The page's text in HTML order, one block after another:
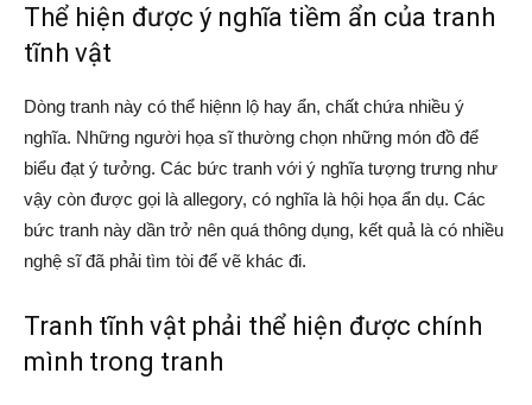
Thể hiện được ý nghĩa tiềm ẩn của tranh
tĩnh vật
Dòng tranh này có thể hiệnn lộ hay ẩn, chất chứa nhiều ý
nghĩa. Những người họa sĩ thường chọn những món đồ để
biểu đạt ý tưởng. Các bức tranh với ý nghĩa tượng trưng như
vậy còn được gọi là allegory, có nghĩa là hội họa ẩn dụ. Các
bức tranh này dần trở nên quá thông dụng, kết quả là có nhiều
nghệ sĩ đã phải tìm tòi để vẽ khác đi.
Tranh tĩnh vật phải thể hiện được chính
mình trong tranh